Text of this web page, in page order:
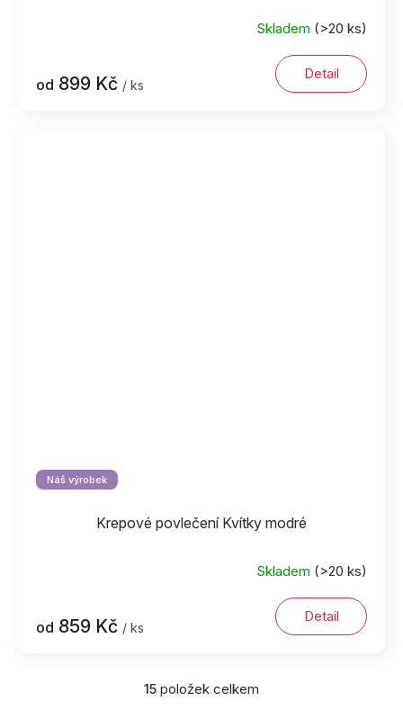
Skladem (>20 ks)
od 899 Kč / ks
Detail
Náš výrobek
Krepové povlečení Kvítky modré
Skladem (>20 ks)
od 859 Kč / ks
Detail
O
15 položek celkem